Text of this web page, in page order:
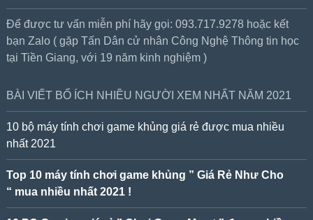
Để được tư vấn miễn phí hãy gọi: 093.717.9278 hoặc kết
bạn Zalo ( gặp Tấn Dân cử nhân Công Nghệ Thông tin học
tại Tiền Giang, với 19 năm kinh nghiệm )
BÀI VIẾT BỔ ÍCH NHIỀU NGƯỜI XEM NHẤT NĂM 2021
10 bộ máy tính chơi game khủng giá rẻ được mua nhiều
nhất 2021
Top 10 máy tính chơi game khủng ” Giá Rẻ Như Cho
“ mua nhiều nhất 2021 !